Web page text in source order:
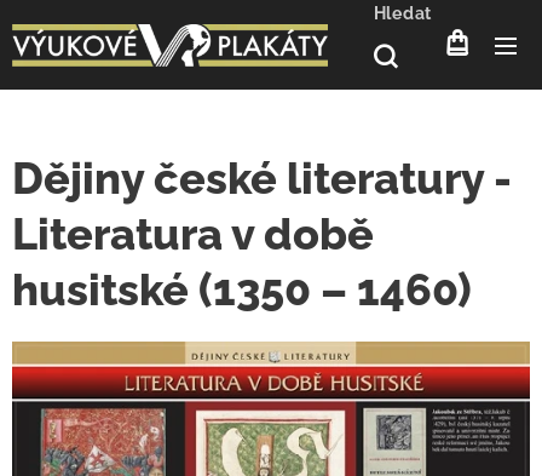
Hledat
Dějiny české literatury -
Literatura v době
husitské (1350 – 1460)